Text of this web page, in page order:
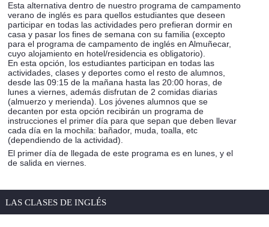
Esta alternativa dentro de nuestro programa de campamento
verano de inglés es para quellos estudiantes que deseen
participar en todas las actividades pero prefieran dormir en
casa y pasar los fines de semana con su familia (excepto
para el programa de campamento de inglés en Almuñecar,
cuyo alojamiento en hotel/residencia es obligatorio).
En esta opción, los estudiantes participan en todas las
actividades, clases y deportes como el resto de alumnos,
desde las 09:15 de la mañana hasta las 20:00 horas, de
lunes a viernes, además disfrutan de 2 comidas diarias
(almuerzo y merienda). Los jóvenes alumnos que se
decanten por esta opción recibirán un programa de
instrucciones el primer día para que sepan que deben llevar
cada día en la mochila: bañador, muda, toalla, etc
(dependiendo de la actividad).
El primer día de llegada de este programa es en lunes, y el
de salida en viernes.
LAS CLASES DE INGLÉS